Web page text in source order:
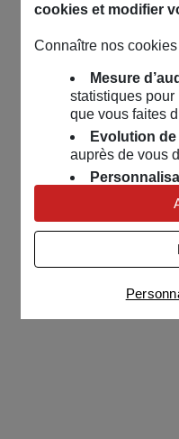
cookies et modifier
Connaître nos
Mesure
statistiques pour
que vous faites
Evolution
auprès de vous
nous servons
contenus et
Univers
nos partenaires
publicités
Connaître notre
partenaires